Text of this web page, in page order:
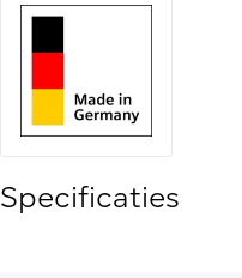
Specificaties